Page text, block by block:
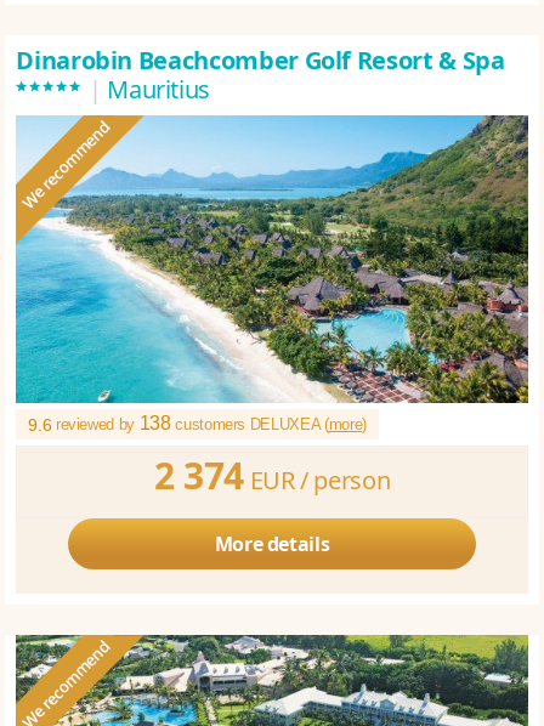
Dinarobin Beachcomber Golf Resort & Spa
***** | Mauritius
9.6 reviewed by 138customers DELUXEA (more)
2 374 EUR /person
More details